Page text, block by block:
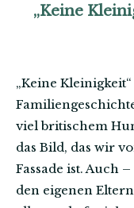
„Keine
„Keine
viel britischem
das Bild, das wir
Fassade ist. Auch
den eigenen